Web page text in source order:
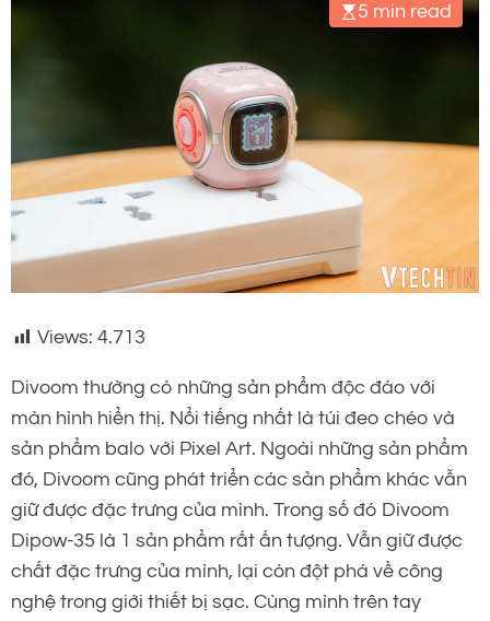
5 min read
Views: 4.713
Divoom thường có những sản phẩm độc đáo với
màn hình hiển thị. Nổi tiếng nhất là túi đeo chéo và
sản phẩm balo với Pixel Art. Ngoài những sản phẩm
đó, Divoom cũng phát triển các sản phẩm khác vẫn
giữ được đặc trưng của mình. Trong số đó Divoom
Dipow-35 là 1 sản phẩm rất ấn tượng. Vẫn giữ được
chất đặc trưng của mình, lại còn đột phá về công
nghệ trong giới thiết bị sạc. Cùng mình trên tay